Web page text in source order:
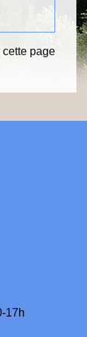
page
17h